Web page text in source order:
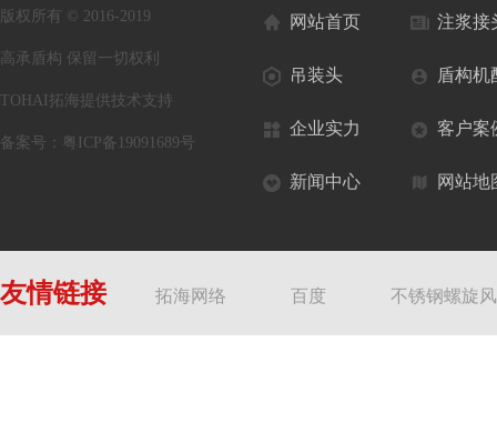
版权所有 © 2016-2019
高承盾构 保留一切权利
TOHAI拓海提供技术支持
备案号： 粤ICP备19091689号
网站首页 注浆接
吊装头 盾构机
企业实力 客户案
新闻中心 网站地
友情链接 拓海网络 百度 不锈钢螺旋